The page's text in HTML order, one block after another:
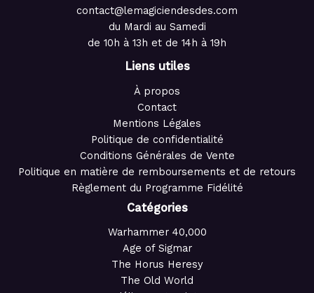
contact@lemagiciendesdes.com
du Mardi au Samedi
de 10h à 13h et de 14h à 19h
Liens utiles
À propos
Contact
Mentions Légales
Politique de confidentialité
Conditions Générales de Vente
Politique en matière de remboursements et de retours
Règlement du Programme Fidélité
Catégories
Warhammer 40,000
Age of Sigmar
The Horus Heresy
The Old World